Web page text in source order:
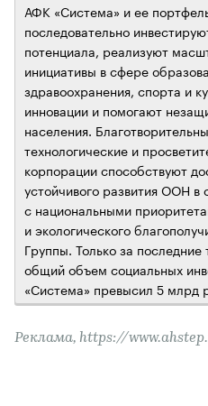
АФК «Система» и ее
последовательно
потенциала, реализуют
инициативы в сфере
здравоохранения, спорта и
инновации и помогают
населения.
технологические и
корпорации способствуют
устойчивого развития ООН в
с национальными
и экологического
Группы. Только за последние
общий объем социальных
«Система» превысил 5 млрд
Реклама, https://